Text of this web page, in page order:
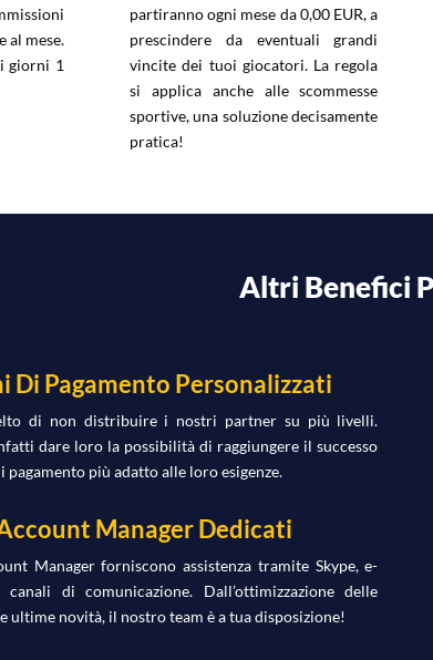
al mese.
giorni 1
partiranno ogni mese da 0,00 EUR, a
prescindere da eventuali grandi
vincite dei tuoi giocatori. La regola
si applica anche alle scommesse
sportive, una soluzione decisamente
pratica!
Altri Benefici
Di Pagamento Personalizzati
di non distribuire i nostri partner su più livelli.
dare loro la possibilità di raggiungere il successo
pagamento più adatto alle loro esigenze.
Manager Dedicati
Manager forniscono assistenza tramite Skype, e-
di comunicazione. Dall’ottimizzazione delle
ultime novità, il nostro team è a tua disposizione!